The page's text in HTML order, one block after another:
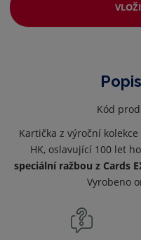
Kód
Kartička z výroční
HK, oslavující 100 let
speciální ražbou z Cards
Vyrobeno